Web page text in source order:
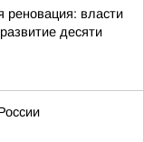
реновация: власти
десяти